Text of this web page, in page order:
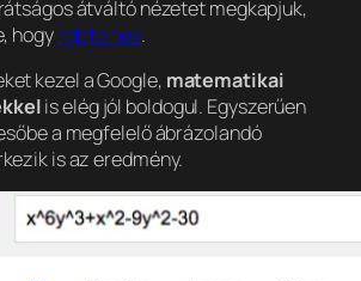
átváltó nézetet megkapjuk,
hogyrgb to hex.
kezel a Google, matematikai
is elég jól boldogul. Egyszerűen
a megfelelő ábrázolandó
is az eredmény.